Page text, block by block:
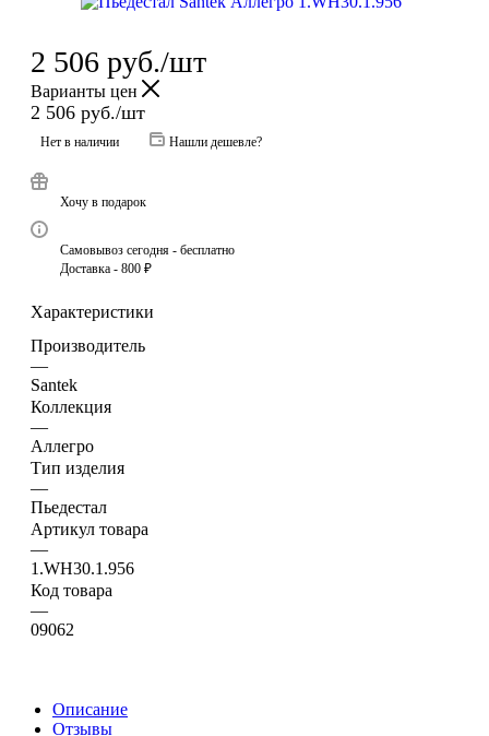
2 506 руб./шт
Варианты цен
2 506 руб./шт
Нет в наличии Нашли дешевле?
Хочу в подарок
Самовывоз сегодня - бесплатно
Доставка - 800 ₽
Характеристики
Производитель
—
Santek
Коллекция
—
Аллегро
Тип изделия
—
Пьедестал
Артикул товара
—
1.WH30.1.956
Код товара
—
09062
Описание
Отзывы